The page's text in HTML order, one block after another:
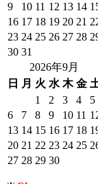
9
10 11 12 13 14
16 17 18 19 20 21
23 24 25 26 27 28
30 31
2026年9月
日
月 火 水 木 金
1
2 3 4
5
6
7 8 9 10 11
13 14 15 16 17 18
20 21 22 23 24 25
27 28 29 30